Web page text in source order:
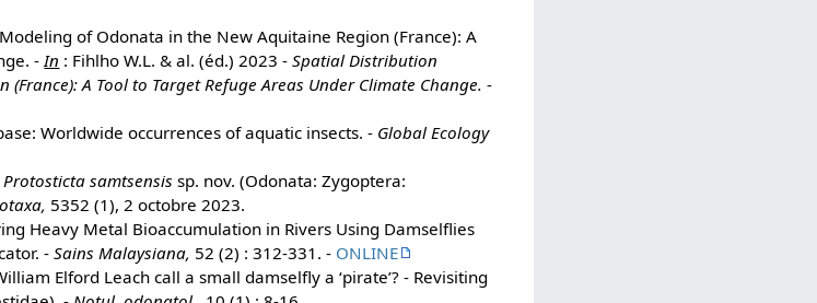
of Odonata in the New Aquitaine Region (France): A
- In : Fihlho W.L. & al. (éd.) 2023 -Spatial Distribution
A Tool to Target Refuge Areas Under Climate Change. -
Worldwide occurrences of aquatic insects. - Global Ecology
Protosticta samtsensis sp. nov. (Odonata: Zygoptera:
5352 (1), 2 octobre 2023.
Heavy Metal Bioaccumulation in Rivers Using Damselflies
-Sains Malaysiana, 52 (2) : 312-331. - ONLINE
Elford Leach call a small damselfly a ‘pirate’? - Revisiting